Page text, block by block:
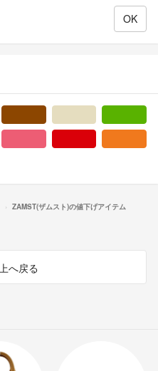
ルチカラー
ZAMST(ザムスト)の値下げアイテム
へ戻る